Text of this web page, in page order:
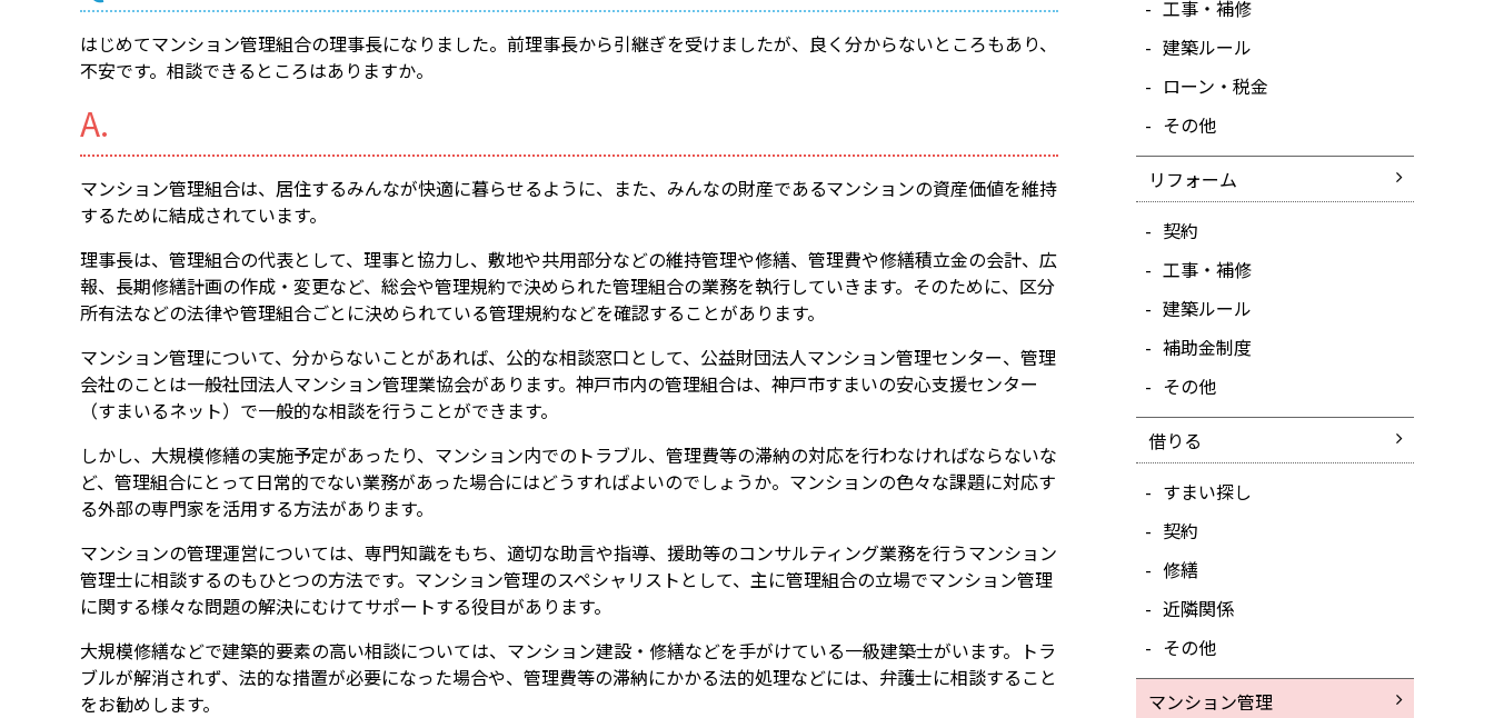
索
はじめてマンション管理組合の理事長になりました。前理事長から引継ぎを受けましたが、良く分からないところもあり、
不安です。相談できるところはありますか。
A.
マンション管理組合は、居住するみんなが快適に暮らせるように、また、みんなの財産であるマンションの資産価値を維持
するために結成されています。
理事長は、管理組合の代表として、理事と協力し、敷地や共用部分などの維持管理や修繕、管理費や修繕積立金の会計、広
報、長期修繕計画の作成・変更など、総会や管理規約で決められた管理組合の業務を執行していきます。そのために、区分
所有法などの法律や管理組合ごとに決められている管理規約などを確認することがあります。
マンション管理について、分からないことがあれば、公的な相談窓口として、公益財団法人マンション管理センター、管理
会社のことは一般社団法人マンション管理業協会があります。神戸市内の管理組合は、神戸市すまいの安心支援センター
（すまいるネット）で一般的な相談を行うことができます。
しかし、大規模修繕の実施予定があったり、マンション内でのトラブル、管理費等の滞納の対応を行わなければならないな
ど、管理組合にとって日常的でない業務があった場合にはどうすればよいのでしょうか。マンションの色々な課題に対応す
る外部の専門家を活用する方法があります。
マンションの管理運営については、専門知識をもち、適切な助言や指導、援助等のコンサルティング業務を行うマンション
管理士に相談するのもひとつの方法です。マンション管理のスペシャリストとして、主に管理組合の立場でマンション管理
に関する様々な問題の解決にむけてサポートする役目があります。
大規模修繕などで建築的要素の高い相談については、マンション建設・修繕などを手がけている一級建築士がいます。トラ
ブルが解消されず、法的な措置が必要になった場合や、管理費等の滞納にかかる法的処理などには、弁護士に相談すること
をお勧めします。
工事・補修
建築ルール
ローン・税金
その他
リフォーム
契約
工事・補修
建築ルール
補助金制度
その他
借りる
すまい探し
契約
修繕
近隣関係
その他
マンション管理